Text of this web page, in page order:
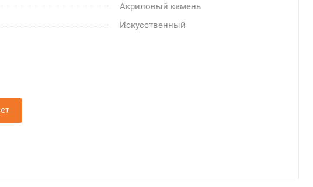
Акриловый камень
Искусственный